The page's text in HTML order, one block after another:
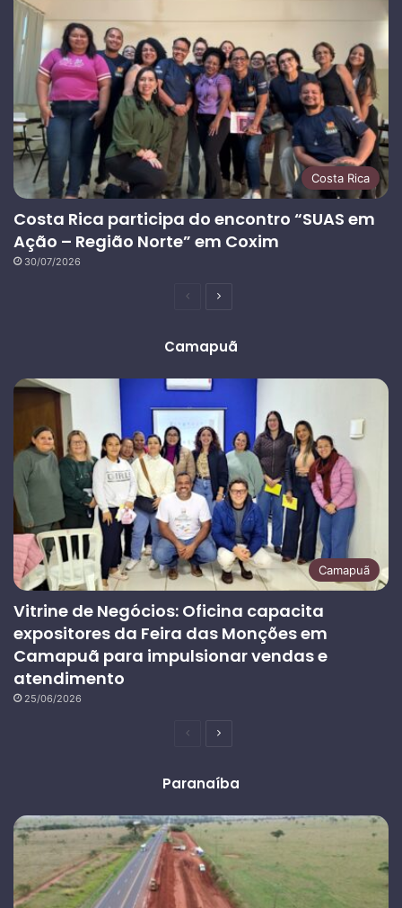
Costa Rica
Costa Rica participa do encontro “SUAS em
Ação – Região Norte” em Coxim
30/07/2026
PáginaPróxima
Camapuã
Camapuã
Vitrine de Negócios: Oficina capacita
expositores da Feira das Monções em
Camapuã para impulsionar vendas e
atendimento
25/06/2026
PáginaPróxima
Paranaíba